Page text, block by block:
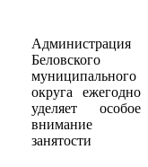
Администрация
Беловского
муниципального
округа ежегодно
уделяет особое
внимание
занятости